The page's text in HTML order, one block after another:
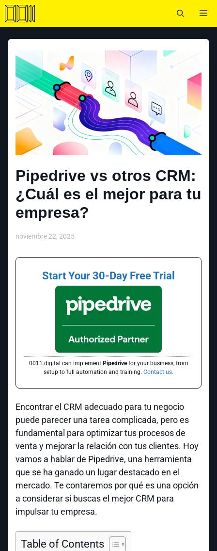
Saltar
al
Pipedrive vs otros CRM:
¿Cuál es el mejor para tu
empresa?
noviembre 22, 2025
Start Your 30-Day Free Trial
0011.digital can implement Pipedrivefor your business, from
setup to full automation and training. Contact us.
Encontrar el CRM adecuado para tu negocio
puede parecer una tarea complicada, pero es
fundamental para optimizar tus procesos de
venta y mejorar la relación con tus clientes. Hoy
vamos a hablar de Pipedrive, una herramienta
que se ha ganado un lugar destacado en el
mercado. Te contaremos por qué es una opción
a considerar si buscas el mejor CRM para
impulsar tu empresa.
Table of Contents